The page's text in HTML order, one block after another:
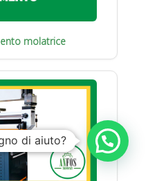
molatrice
di aiuto?